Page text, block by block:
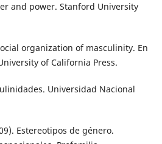
and power. Stanford University
organization of masculinity. En
of California Press.
Universidad Nacional
Estereotipos de género.